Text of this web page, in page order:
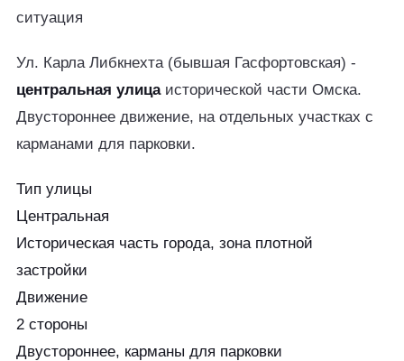
ситуация
Ул. Карла Либкнехта (бывшая Гасфортовская) -
центральная улицаисторической части Омска.
Двустороннее движение, на отдельных участках с
карманами для парковки.
Тип улицы
Центральная
Историческая часть города, зона плотной
застройки
Движение
2 стороны
Двустороннее, карманы для парковки